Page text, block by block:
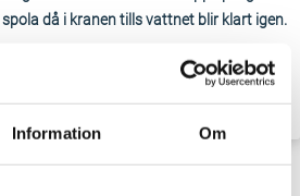
Information Om
då i kranen tills vattnet blir klart igen.